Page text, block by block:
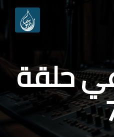
حلقة